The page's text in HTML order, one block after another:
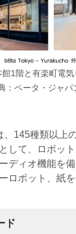
1階と有楽町電
：ベータ・ジャパ
145種類以上
して、ロボッ
ディオ機能を
ロボット、紙
ド